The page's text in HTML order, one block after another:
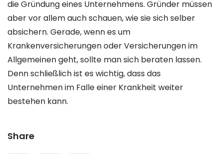
die Gründung eines Unternehmens. Gründer müssen
aber vor allem auch schauen, wie sie sich selber
absichern. Gerade, wenn es um
Krankenversicherungen oder Versicherungen im
Allgemeinen geht, sollte man sich beraten lassen.
Denn schließlich ist es wichtig, dass das
Unternehmen im Falle einer Krankheit weiter
bestehen kann.
Share